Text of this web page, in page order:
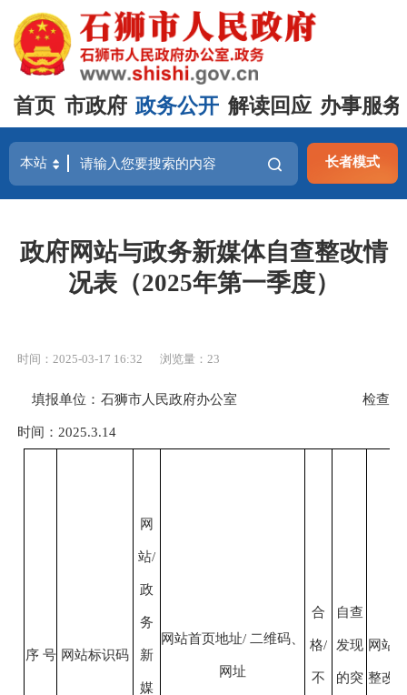
首页 市政府 政务公开 解读回应 办事服务
长者模式
政府网站与政务新媒体自查整改情
况表（2025年第一季度）
时间：2025-03-17 16:32 浏览量： 23
填报单位：石狮市人民政府办公室 检查
时间：2025.3.14
序 号 网站标识码
网
站/
政
务
新
媒
网站首页地址/ 二维码、
网址
合
格/
不
自查
发现
的突
网站
整改